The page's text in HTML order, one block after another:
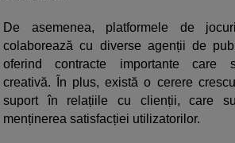
De asemenea, platformele de
colaborează cu diverse agenții de
oferind contracte importante care
creativă. În plus, există o cerere
suport în relațiile cu clienții, care
menținerea satisfacției utilizatorilor.